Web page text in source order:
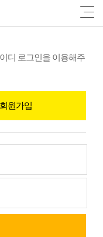
디 로그인을 이용해주